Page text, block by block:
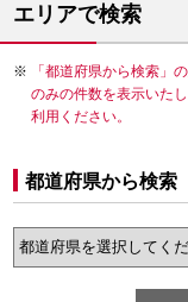
エリアで検索
「都道府県から検索」
のみの件数を表示いた
利用ください。
都道府県から検索